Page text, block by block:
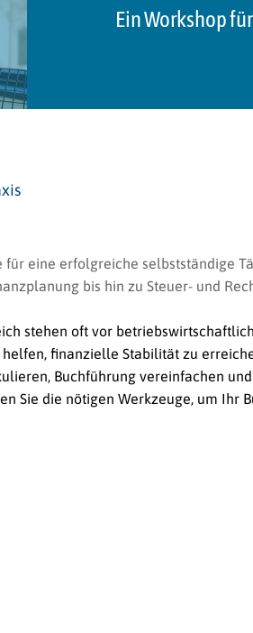
Ein Workshop
eine erfolgreiche selbstständige
bis hin zu Steuer- und
stehen oft vor
finanzielle Stabilität zu
Buchführung vereinfachen
Sie die nötigen Werkzeuge, um Ihr